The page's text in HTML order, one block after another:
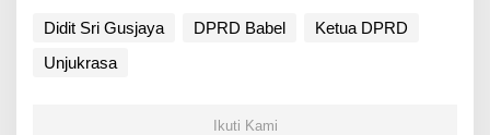
Didit Sri Gusjaya DPRD Babel
Ketua DPRD
Unjukrasa
Ikuti Kami